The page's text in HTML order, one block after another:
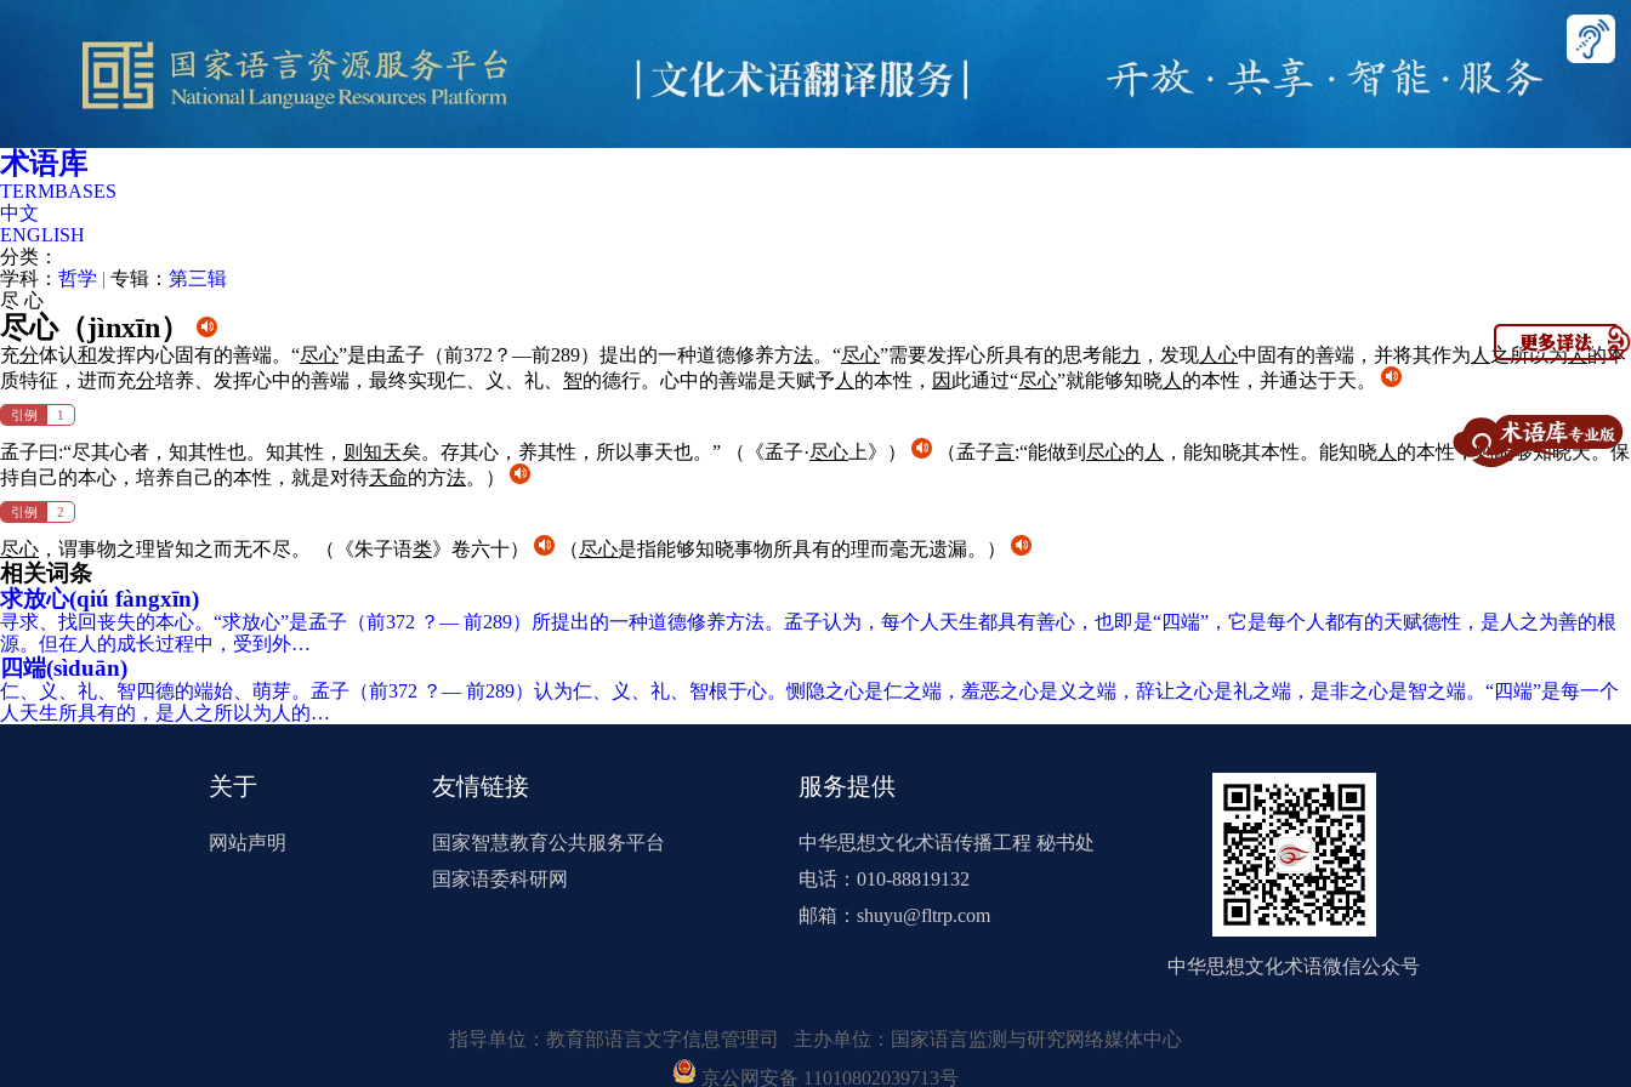
术语库
TERMBASES
中文
ENGLISH
分类：
学科： 哲学 | 专辑： 第三辑
尽 心
尽心（jìnxīn）
充分体认和发挥内心固有的善端。“尽心”是由孟子（前372？—前289）提出的一种道德修养方法。“尽心”需要发挥心所具有的思考能力 ，发现人 心中固有的善端，并将其作为 人 之所以为人的本
质特征，进而充分培养、发挥心中的善端，最终实现仁、义、礼、 智的德行。心中的善端是天赋予人 的本性， 因 此通过“尽心”就能够知晓人 的本性，并通达于天。
引例 1
孟子曰:“尽其心者，知其性也。知其性， 则 知天矣。存其心，养其性，所以事天也。” （《孟子·尽心 上》） （孟子言:“能做到 尽心的 人 ，能知晓其本性。能知晓人 的本性，则能够知晓天。保
持自己的本心，培养自己的本性，就是对待天命的方法。）
引例 2
尽心 ，谓事物之理皆知之而无不尽。 （《朱子语类》卷六十） （尽心是指能够知晓事物所具有的理而毫无遗漏。）
相关词条
求放心(qiú fàngxīn)
寻求、找回丧失的本心。“求放心”是孟子（前372 ？— 前289）所提出的一种道德修养方法。孟子认为，每个人天生都具有善心，也即是“四端”，它是每个人都有的天赋德性，是人之为善的根
源。但在人的成长过程中，受到外…
四端(sìduān)
仁、义、礼、智四德的端始、萌芽。孟子（前372 ？— 前289）认为仁、义、礼、智根于心。恻隐之心是仁之端，羞恶之心是义之端，辞让之心是礼之端，是非之心是智之端。“四端”是每一个
人天生所具有的，是人之所以为人的…
关于
网站声明
友情链接
国家智慧教育公共服务平台
国家语委科研网
服务提供
中华思想文化术语传播工程 秘书处
电话：010-88819132
邮箱：shuyu@fltrp.com
中华思想文化术语微信公众号
指导单位：教育部语言文字信息管理司 主办单位：国家语言监测与研究网络媒体中心
京公网安备 11010802039713号